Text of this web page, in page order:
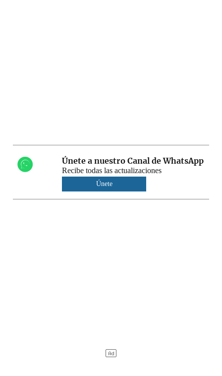
Únete a nuestro Canal de WhatsApp
Recibe todas las actualizaciones
Únete